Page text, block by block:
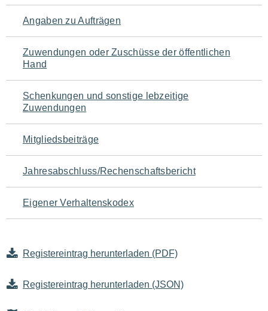
Angaben zu Aufträgen
Zuwendungen oder Zuschüsse der öffentlichen
Hand
Schenkungen und sonstige lebzeitige
Zuwendungen
Mitgliedsbeiträge
Jahresabschluss/Rechenschaftsbericht
Eigener Verhaltenskodex
Registereintrag herunterladen (PDF)
Registereintrag herunterladen (JSON)